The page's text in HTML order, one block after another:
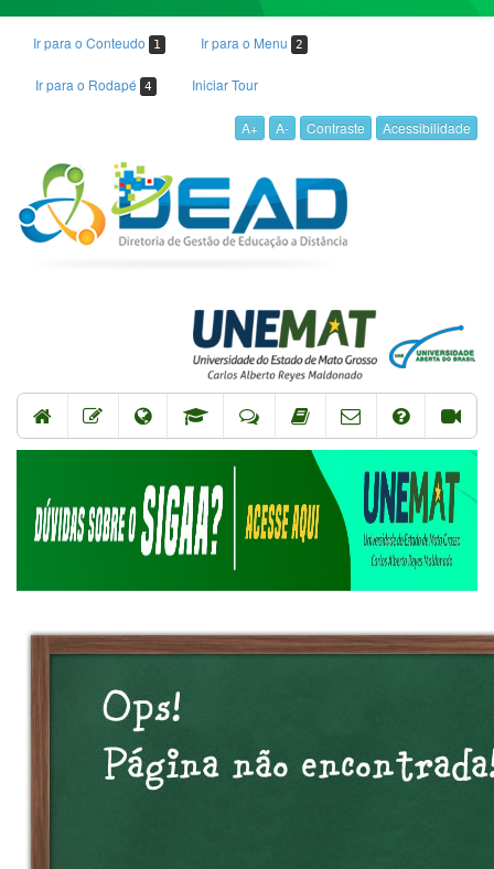
Ir para o Conteudo 1 Ir para o Menu 2
Ir para o Rodapé 4 Iniciar Tour
A+ A- Contraste Acessibilidade